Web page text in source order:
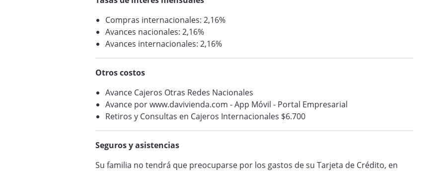
Compras internacionales: 2,16%
Avances nacionales: 2,16%
Avances internacionales: 2,16%
Otros costos
Avance Cajeros Otras Redes Nacionales
Avance por www.davivienda.com - App Móvil - Portal Empresarial
Retiros y Consultas en Cajeros Internacionales $6.700
Seguros y asistencias
Su familia no tendrá que preocuparse por los gastos de su Tarjeta de Crédito, en